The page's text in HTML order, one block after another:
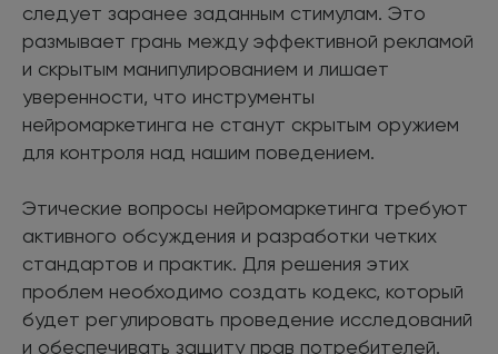
следует заранее заданным стимулам. Это
размывает грань между эффективной рекламой
и скрытым манипулированием и лишает
уверенности, что инструменты
нейромаркетинга не станут скрытым оружием
для контроля над нашим поведением.
Этические вопросы нейромаркетинга требуют
активного обсуждения и разработки четких
стандартов и практик. Для решения этих
проблем необходимо создать кодекс, который
будет регулировать проведение исследований
и обеспечивать защиту прав потребителей.